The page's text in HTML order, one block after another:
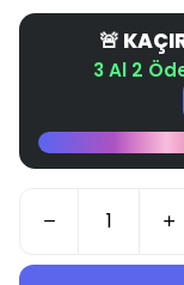
🚨
3 Al 2